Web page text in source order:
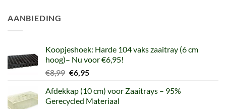
AANBIEDING
Koopjeshoek: Harde 104 vaks zaaitray (6 cm
hoog)– Nu voor €6,95!
€8,99 Oorspronkelijke
was:
€8,99.
€6,95Huidige
is:
€6,95.
Afdekkap (10 cm) voor Zaaitrays – 95%
Gerecycled Materiaal